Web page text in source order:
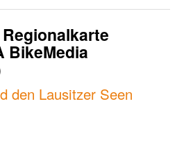
BikeMedia
den Lausitzer Seen